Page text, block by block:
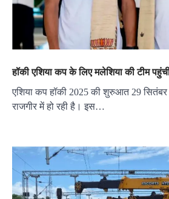
हॉकी एशिया कप के लिए मलेशिया की टीम
एशिया कप हॉकी 2025 की शुरुआत 29
राजगीर में हो रही है। इस…